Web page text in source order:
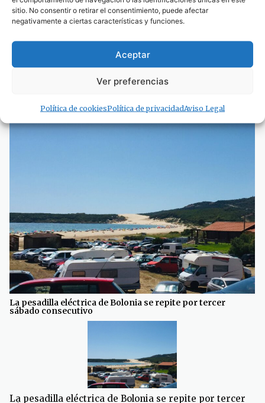
sitio. No consentir o retirar el consentimiento, puede afectar
negativamente a ciertas características y funciones.
Aceptar
Ver preferencias
Política de cookiesPolítica de privacidadAviso Legal
esquivar a un peatón en Tarifa
27 de septiembre de 2016
La pesadilla eléctrica de Bolonia se repite por tercer
sábado consecutivo
La pesadilla eléctrica de Bolonia se repite por tercer